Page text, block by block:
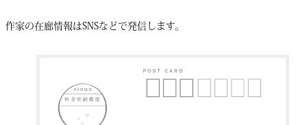
作家の在廊情報はSNSなどで発信します。